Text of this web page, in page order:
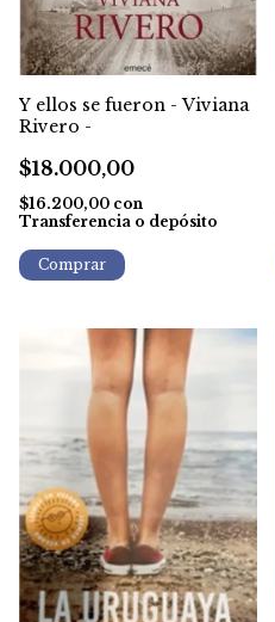
Y ellos se fueron - Viviana
Rivero -
$18.000,00
$16.200,00 con
Transferencia o depósito